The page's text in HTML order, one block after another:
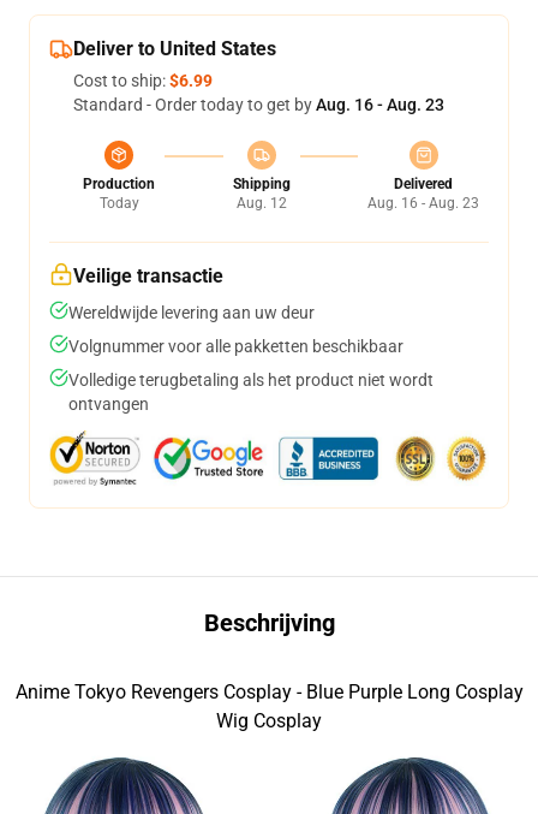
Deliver to United States
Cost to ship:$6.99
Standard - Order today to get byAug. 16 - Aug. 23
Production
Today
Shipping
Aug. 12
Delivered
Aug. 16 - Aug. 23
Veilige transactie
Wereldwijde levering aan uw deur
Volgnummer voor alle pakketten beschikbaar
Volledige terugbetaling als het product niet wordt
ontvangen
Beschrijving
Anime Tokyo Revengers Cosplay - Blue Purple Long Cosplay
Wig Cosplay